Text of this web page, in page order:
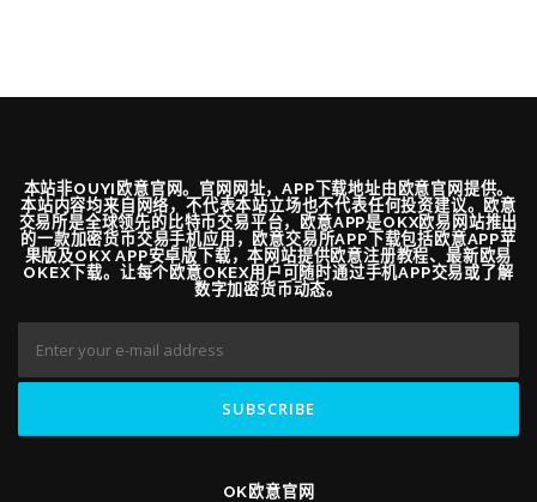
本站非OUYI欧意官网。官网网址，APP下载地址由欧意官网提供。
本站内容均来自网络，不代表本站立场也不代表任何投资建议。欧意
交易所是全球领先的比特币交易平台，欧意APP是OKX欧易网站推出
的一款加密货币交易手机应用，欧意交易所APP下载包括欧意APP苹
果版及OKX APP安卓版下载，本网站提供欧意注册教程、最新欧易
OKEX下载。让每个欧意OKEX用户可随时通过手机APP交易或了解
数字加密货币动态。
OK欧意官网